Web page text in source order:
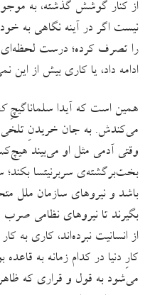
از کنار گوشش گذشته، به
نیست اگر در آینه نگاهی به
را تصرف کرده؛ درست لحظه‌ای
ادامه داد، یا کاری بیش از این
همین است که آیدا سلماناگیچِ
می‌کندش. به جان خریدنِ تلخی
وقتی آدمی مثل او می‌بیند
بخت‌برگشته‌ی سربرنیتسا بکند؛
باشد و نیروهای سازمان ملل
بگیرند تا نیروهای نظامی
از انسانیت نبرده‌اند، کاری به
کارِ دنیا در کدام زمانه به
می‌شود به قول و قراری که